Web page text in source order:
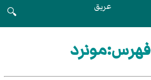
عريق
🔍
فهرس:مونرد